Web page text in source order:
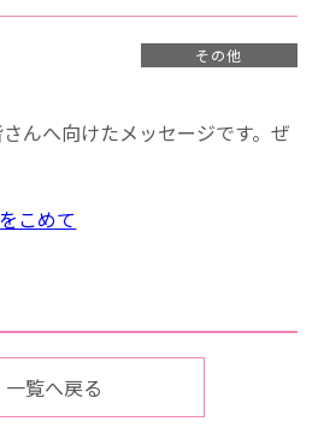
その他
んへ向けたメッセージです。ぜ
こめて
一覧へ戻る